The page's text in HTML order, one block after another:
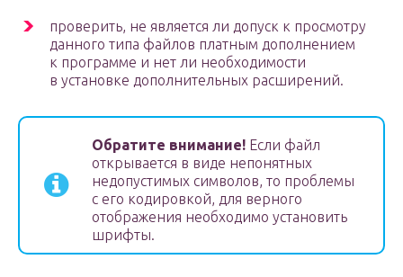
проверить, не является ли допуск к просмотру
данного типа файлов платным дополнением
к программе и нет ли необходимости
в установке дополнительных расширений.
Обратите внимание! Если файл
открывается в виде непонятных
недопустимых символов, то проблемы
с его кодировкой, для верного
отображения необходимо установить
шрифты.